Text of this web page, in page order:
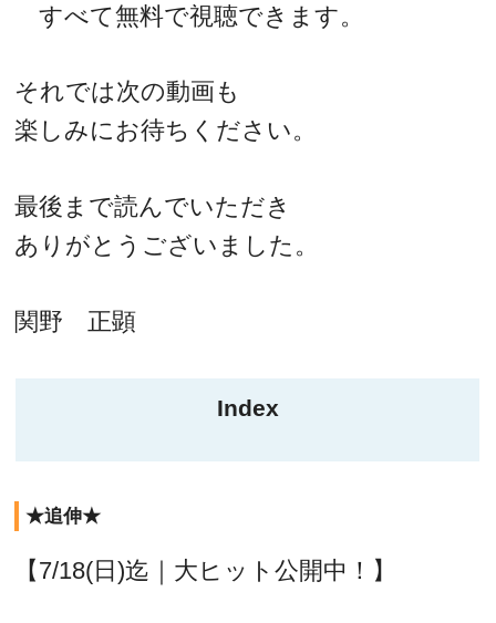
すべて無料で視聴できます。
それでは次の動画も
楽しみにお待ちください。
最後まで読んでいただき
ありがとうございました。
関野 正顕
Index
★追伸★
【7/18(日)迄｜大ヒット公開中！】